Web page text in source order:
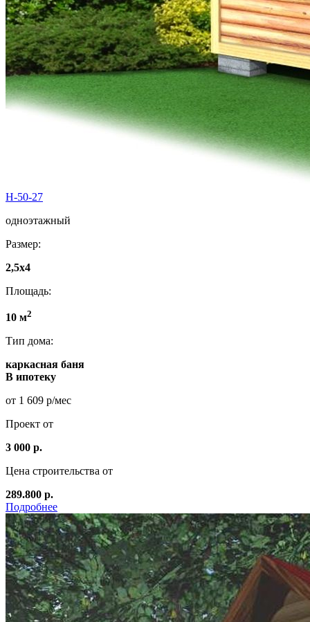
Н-50-27
одноэтажный
Размер:
2,5x4
Площадь:
10 м2
Тип дома:
каркасная баня
В ипотеку
от 1 609 р/мес
Проект от
3 000 р.
Цена строительства от
289.800 р.
Подробнее